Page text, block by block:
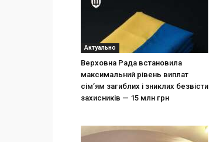
Актуально
Верховна Рада встановила
максимальний рівень виплат
сім’ям загиблих і зниклих безвісти
захисників — 15 млн грн